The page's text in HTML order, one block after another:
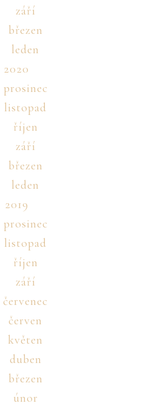
září
březen
leden
2020
prosinec
listopad
říjen
září
březen
leden
2019
prosinec
listopad
říjen
září
červenec
červen
květen
duben
březen
únor